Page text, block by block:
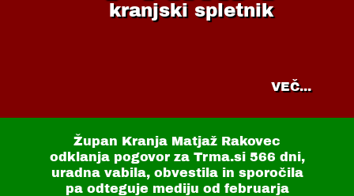
kranjski spletnik
VEČ...
Župan Kranja Matjaž Rakovec
odklanja pogovor za Trma.si 566 dni,
uradna vabila, obvestila in sporočila
pa odteguje mediju od februarja